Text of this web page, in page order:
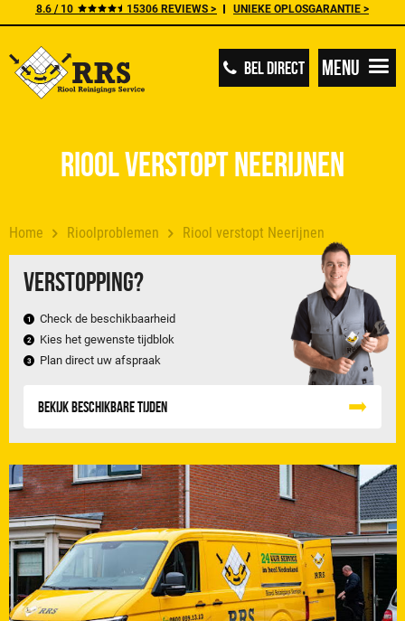
8.6 / 10 15306 REVIEWS > UNIEKE OPLOSGARANTIE >
BEL DIRECT Menu
Home Rioolproblemen Riool verstopt Neerijnen
Verstopping?
Check de beschikbaarheid
Kies het gewenste tijdblok
Plan direct uw afspraak
Bekijk beschikbare tijden
Riool verstopt Neerijnen